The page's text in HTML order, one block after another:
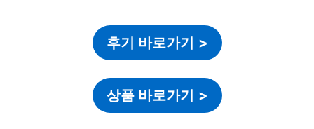
후기 바로가기 >
상품 바로가기 >